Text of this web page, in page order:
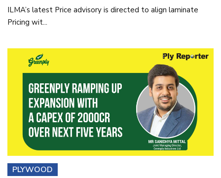
ILMA’s latest Price advisory is directed to align laminate
Pricing wit...
PLYWOOD